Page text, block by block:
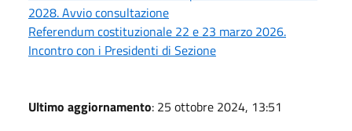
2028. Avvio consultazione
Referendum costituzionale 22 e 23 marzo 2026.
Incontro con i Presidenti di Sezione
Ultimo aggiornamento: 25 ottobre 2024, 13:51